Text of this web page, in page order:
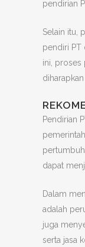
pendirian
Selain itu,
pendiri PT
ini, proses
Pendirian
dapat
Dalam
adalah
juga
serta jasa